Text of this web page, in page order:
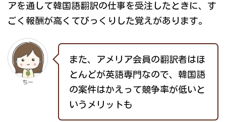
アを通して韓国語翻訳の仕事を受注したときに、す
ごく報酬が高くてびっくりした覚えがあります。
ちー
また、アメリア会員の翻訳者はほ
とんどが英語専門なので、韓国語
の案件はかえって競争率が低いと
いうメリットも